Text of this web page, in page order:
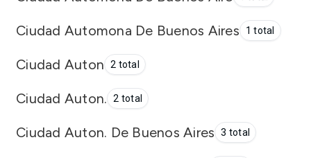
Ciudad Automona De Buenos Aires 1 total
Ciudad Auton 2 total
Ciudad Auton. 2 total
Ciudad Auton. De Buenos Aires 3 total